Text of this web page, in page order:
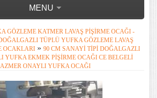
MENU
GÖZLEME KATMER LAVAŞ PIŞIRME OCAĞI -
TÜPLÜ YUFKA GÖZLEME LAVAŞ
OCAKLARI » 90 CM SANAYI TIPI DOĞALGAZLI
YUFKA EKMEK PIŞIRME OCAĞI CE BELGELI
ONAYLI YUFKA OCAĞI